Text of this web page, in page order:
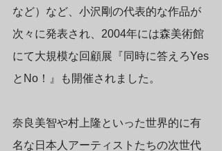
など）など、小沢剛の代表的な作品が
次々に発表され、2004年には森美術館
にて大規模な回顧展『同時に答えろYes
とNo！』も開催されました。
奈良美智や村上隆といった世界的に有
名な日本人アーティストたちの次世代